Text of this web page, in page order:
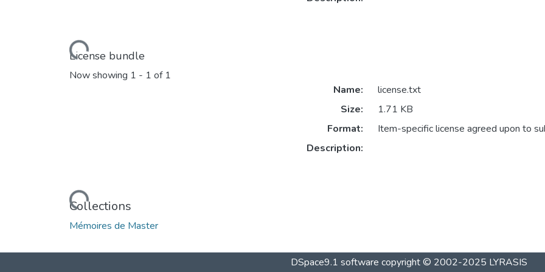
Loading...
License bundle
Now showing 1 - 1 of 1
Loading...
Name:
license.txt
Size:
1.71 KB
Format:
Item-specific license agreed upon to
Description:
Collections
Mémoires de Master
DSpace9.1 software copyright © 2002-2025 LYRASIS